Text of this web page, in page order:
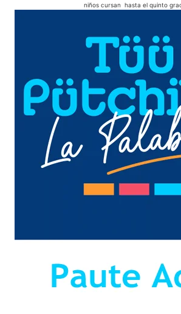
niños cursan hasta el quinto